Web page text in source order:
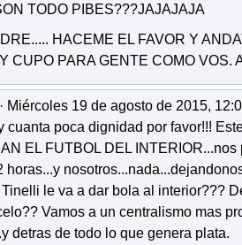
TODO PIBES???JAJAJAJA
HACEME EL FAVOR Y
CUPO PARA GENTE COMO VOS.
· Miércoles 19 de agosto de 2015,
cuanta poca dignidad por favor!!!
EL FUTBOL DEL INTERIOR...nos
horas...y
le va a dar bola al interior???
Vamos a un centralismo mas
detras de todo lo que genera plata.